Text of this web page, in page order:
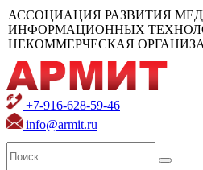
АССОЦИАЦИЯ РАЗВИТИЯ
ИНФОРМАЦИОННЫХ
НЕКОММЕРЧЕСКАЯ
+7-916-628-59-46
info@armit.ru